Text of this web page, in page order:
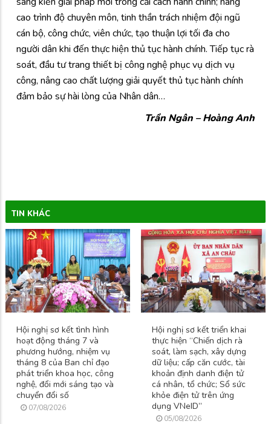
cao trình độ chuyên môn, tinh thần trách nhiệm đội ngũ
cán bộ, công chức, viên chức, tạo thuận lợi tối đa cho
người dân khi đến thực hiện thủ tục hành chính. Tiếp tục rà
soát, đầu tư trang thiết bị công nghệ phục vụ dịch vụ
công, nâng cao chất lượng giải quyết thủ tục hành chính
đảm bảo sự hài lòng của Nhân dân…
Trần Ngân – Hoàng Anh
TIN KHÁC
Hội nghị sơ kết tình hình
hoạt động tháng 7 và
phương hướng, nhiệm vụ
tháng 8 của Ban chỉ đạo
phát triển khoa học, công
nghệ, đổi mới sáng tạo và
chuyển đổi số
07/08/2026
Hội nghị sơ kết triển khai
thực hiện “Chiến dịch rà
soát, làm sạch, xây dựng
dữ liệu; cấp căn cước, tài
khoản định danh điện tử
cá nhân, tổ chức; Sổ sức
khỏe điện tử trên ứng
dụng VNeID”
05/08/2026